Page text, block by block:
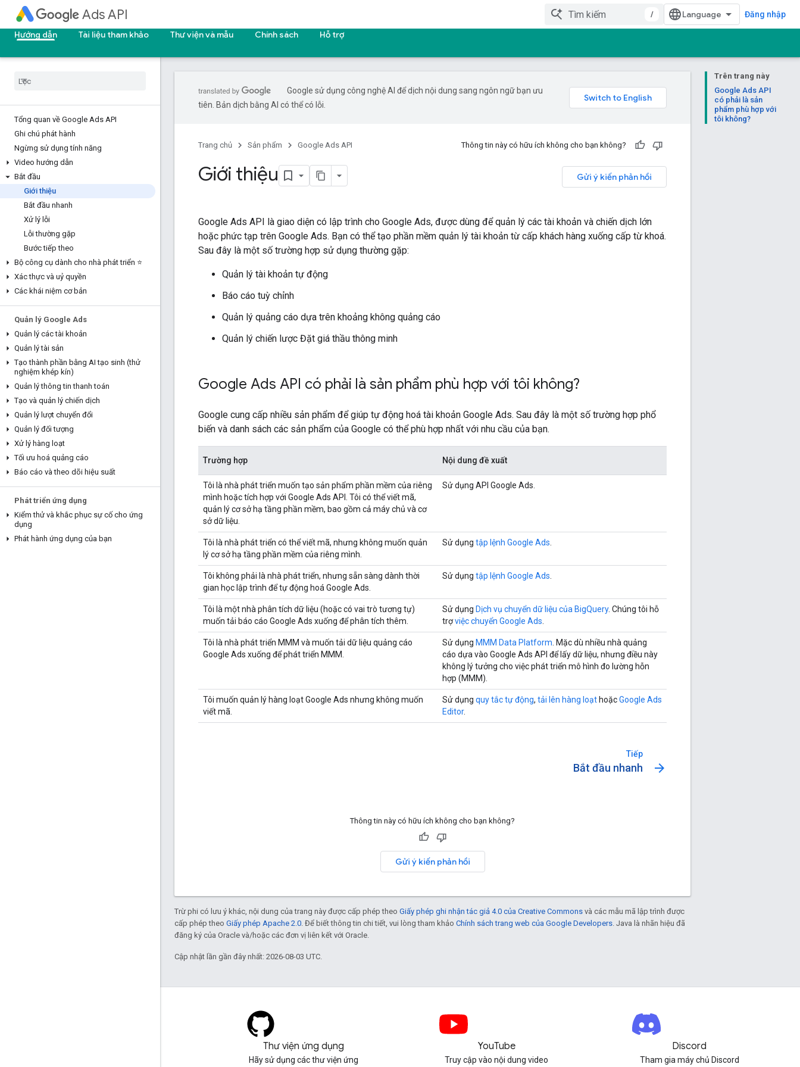
Ads API / Đăng nhập
Hướng dẫn Tài liệu tham khảo Thư viện và mẫu Chính sách Hỗ trợ
Tổng quan về Google Ads API
Ghi chú phát hành
Ngừng sử dụng tính năng
Video hướng dẫn
Bắt đầu
Giới thiệu
Bắt đầu nhanh
Xử lý lỗi
Lỗi thường gặp
Bước tiếp theo
Bộ công cụ dành cho nhà phát triển ⭐
Xác thực và uỷ quyền
Các khái niệm cơ bản
Quản lý Google Ads
Quản lý các tài khoản
Quản lý tài sản
Tạo thành phần bằng AI tạo sinh (thử
nghiệm khép kín)
Quản lý thông tin thanh toán
Tạo và quản lý chiến dịch
Quản lý lượt chuyển đổi
Quản lý đối tượng
Xử lý hàng loạt
Tối ưu hoá quảng cáo
Báo cáo và theo dõi hiệu suất
Phát triển ứng dụng
Kiểm thử và khắc phục sự cố cho ứng
dụng
Phát hành ứng dụng của bạn
Trên trang này
Google Ads API
có phải là sản
phẩm phù hợp với
tôi không?
Google sử dụng công nghệ AI để dịch nội dung sang ngôn ngữ bạn ưu
tiên. Bản dịch bằng AI có thể có lỗi.
Trang chủ Sản phẩm Google Ads API Thông tin này có hữu ích không cho bạn không?
Gửi ý kiến phản hồi
Giới thiệu
Google Ads API là giao diện có lập trình cho Google Ads, được dùng để quản lý các tài khoản và chiến dịch lớn
hoặc phức tạp trên Google Ads. Bạn có thể tạo phần mềm quản lý tài khoản từ cấp khách hàng xuống cấp từ khoá.
Sau đây là một số trường hợp sử dụng thường gặp:
Quản lý tài khoản tự động
Báo cáo tuỳ chỉnh
Quản lý quảng cáo dựa trên khoảng không quảng cáo
Quản lý chiến lược Đặt giá thầu thông minh
Google Ads API có phải là sản phẩm phù hợp với tôi không?
Google cung cấp nhiều sản phẩm để giúp tự động hoá tài khoản Google Ads. Sau đây là một số trường hợp phổ
biến và danh sách các sản phẩm của Google có thể phù hợp nhất với nhu cầu của bạn.
Trường hợp Nội dung đề xuất
Tôi là nhà phát triển muốn tạo sản phẩm phần mềm của riêng
mình hoặc tích hợp với Google Ads API. Tôi có thể viết mã,
quản lý cơ sở hạ tầng phần mềm, bao gồm cả máy chủ và cơ
sở dữ liệu.
Sử dụng API Google Ads.
Tôi là nhà phát triển có thể viết mã, nhưng không muốn quản
lý cơ sở hạ tầng phần mềm của riêng mình.
Sử dụng tập lệnh Google Ads
Tôi không phải là nhà phát triển, nhưng sẵn sàng dành thời
gian học lập trình để tự động hoá Google Ads.
Sử dụng tập lệnh Google Ads
Tôi là một nhà phân tích dữ liệu (hoặc có vai trò tương tự)
muốn tải báo cáo Google Ads xuống để phân tích thêm.
Sử dụng Dịch vụ chuyển dữ liệu của BigQuery. Chúng tôi hỗ
trợviệc chuyển Google Ads
Tôi là nhà phát triển MMM và muốn tải dữ liệu quảng cáo
Google Ads xuống để phát triển MMM.
Sử dụng MMM Data Platform . Mặc dù nhiều nhà quảng
cáo dựa vào Google Ads API để lấy dữ liệu, nhưng điều này
không lý tưởng cho việc phát triển mô hình đo lường hỗn
hợp (MMM).
Tôi muốn quản lý hàng loạt Google Ads nhưng không muốn
viết mã.
Sử dụng quy tắc tự động, tải lên hàng loạt hoặcGoogle Ads
Editor.
Tiếp
Bắt đầu nhanh arrow_forward
Thông tin này có hữu ích không cho bạn không?
Gửi ý kiến phản hồi
Trừ phi có lưu ý khác, nội dung của trang này được cấp phép theo Giấy phép ghi nhận tác giả 4.0 của Creative Commons và các mẫu mã lập trình được
cấp phép theo Giấy phép Apache 2.0 . Để biết thông tin chi tiết, vui lòng tham khảo Chính sách trang web của Google Developers . Java là nhãn hiệu đã
đăng ký của Oracle và/hoặc các đơn vị liên kết với Oracle.
Cập nhật lần gần đây nhất: 2026-08-03 UTC.
Thư viện ứng dụng
Hãy sử dụng các thư viện ứng
YouTube
Truy cập vào nội dung video
Discord
Tham gia máy chủ Discord